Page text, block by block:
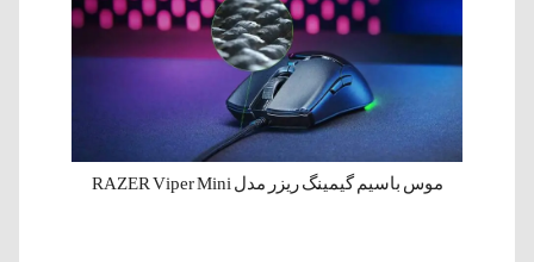
موس باسیم گیمینگ ریزر مدل RAZER Viper Mini